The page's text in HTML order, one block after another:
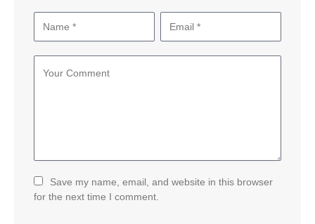
Save my name, email, and website in this browser
for the next time I comment.